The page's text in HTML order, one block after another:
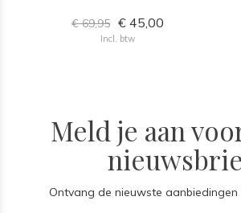
€ 69,95 € 45,00
Incl. btw
Meld je aan
Ontvang de nieuwste